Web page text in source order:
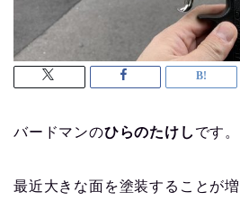
バードマンのひらのたけし です。
最近大きな面を塗装することが